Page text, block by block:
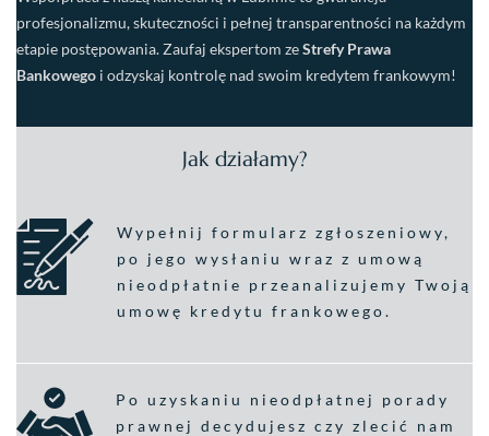
profesjonalizmu, skuteczności i pełnej transparentności na każdym
etapie postępowania. Zaufaj ekspertom zeStrefy Prawa
Bankowego i odzyskaj kontrolę nad swoim kredytem frankowym!
Jak działamy?
Wypełnij formularz zgłoszeniowy,
po jego wysłaniu wraz z umową
nieodpłatnie przeanalizujemy Twoją
umowę kredytu frankowego.
Po uzyskaniu nieodpłatnej porady
prawnej decydujesz czy zlecić nam